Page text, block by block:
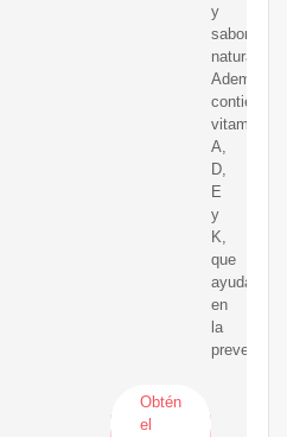
y
sabor
natural.
Además
contiene
vitamina
A,
D,
E
y
K,
que
ayuda
en
la
prevención
Obtén
el